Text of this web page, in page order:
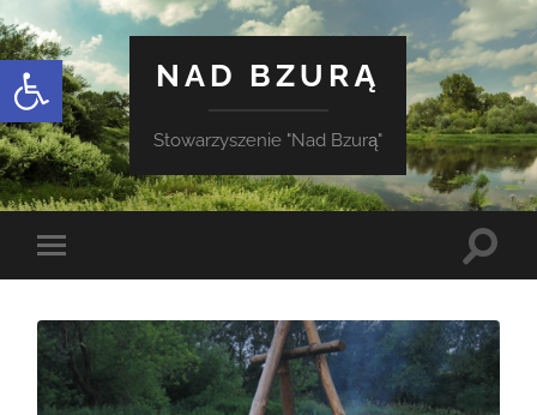
Otwórz pasek narzędzi
NAD BZURĄ
Stowarzyszenie "Nad Bzurą"
Toggle
mobile
Toggle